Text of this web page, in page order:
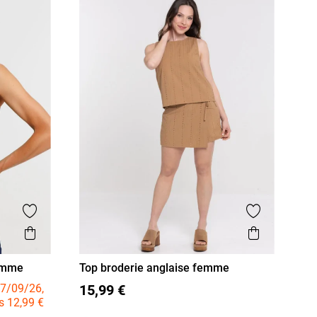
Ajouter aux favoris
Aperçu rapide
09/26,
12,99 €
Ajouter
Aperçu
36 38
Top broderie anglaise femme
15,99 €